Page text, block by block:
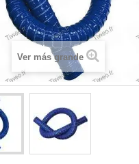
Ver más grande